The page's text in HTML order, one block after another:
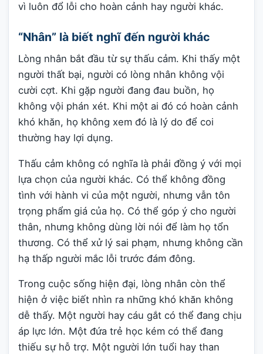
vì luôn đổ lỗi cho hoàn cảnh hay người khác.
“Nhân” là biết nghĩ đến người khác
Lòng nhân bắt đầu từ sự thấu cảm. Khi thấy một
người thất bại, người có lòng nhân không vội
cười cợt. Khi gặp người đang đau buồn, họ
không vội phán xét. Khi một ai đó có hoàn cảnh
khó khăn, họ không xem đó là lý do để coi
thường hay lợi dụng.
Thấu cảm không có nghĩa là phải đồng ý với mọi
lựa chọn của người khác. Có thể không đồng
tình với hành vi của một người, nhưng vẫn tôn
trọng phẩm giá của họ. Có thể góp ý cho người
thân, nhưng không dùng lời nói để làm họ tổn
thương. Có thể xử lý sai phạm, nhưng không cần
hạ thấp người mắc lỗi trước đám đông.
Trong cuộc sống hiện đại, lòng nhân còn thể
hiện ở việc biết nhìn ra những khó khăn không
dễ thấy. Một người hay cáu gắt có thể đang chịu
áp lực lớn. Một đứa trẻ học kém có thể đang
thiếu sự hỗ trợ. Một người lớn tuổi hay than